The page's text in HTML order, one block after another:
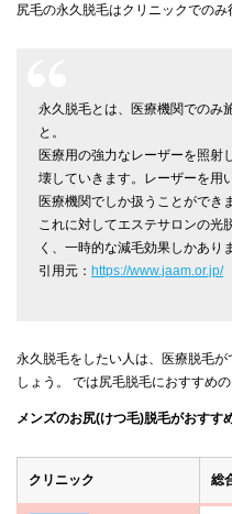
尻毛の永久脱毛はクリニックでのみ
永久脱毛とは、医療機関でのみ
と。
医療用の強力なレーザーを照射
壊していきます。レーザーを用
医療機関でしか扱うことができ
これに対してエステサロンの光
く、一時的な減毛効果しかあり
引用元： https://www.jaam.or.jp/
永久脱毛をしたい人は、医療脱毛
しょう。 では尻毛脱毛におすすめ
メンズのお尻(けつ毛)脱毛がおすす
クリニック 総